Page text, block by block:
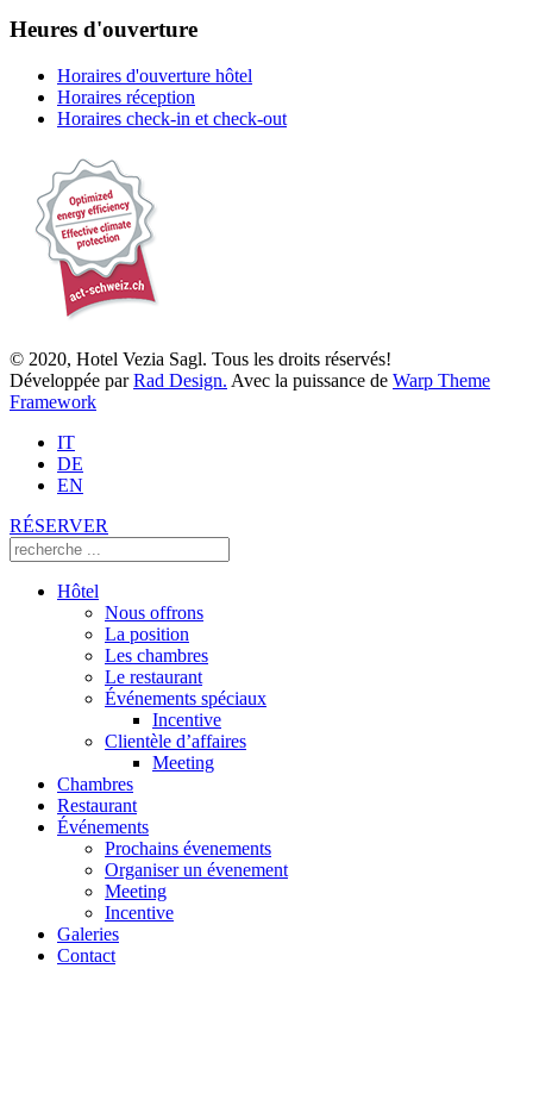
Heures d'ouverture
Horaires d'ouverture hôtel
Horaires réception
Horaires check-in et check-out
© 2020, Hotel Vezia Sagl. Tous les droits réservés!
Développée parRad Design. Avec la puissance de Warp Theme
Framework
IT
DE
EN
RÉSERVER
Hôtel
Nous offrons
La position
Les chambres
Le restaurant
Événements spéciaux
Incentive
Clientèle d’affaires
Meeting
Chambres
Restaurant
Événements
Prochains évenements
Organiser un évenement
Meeting
Incentive
Galeries
Contact